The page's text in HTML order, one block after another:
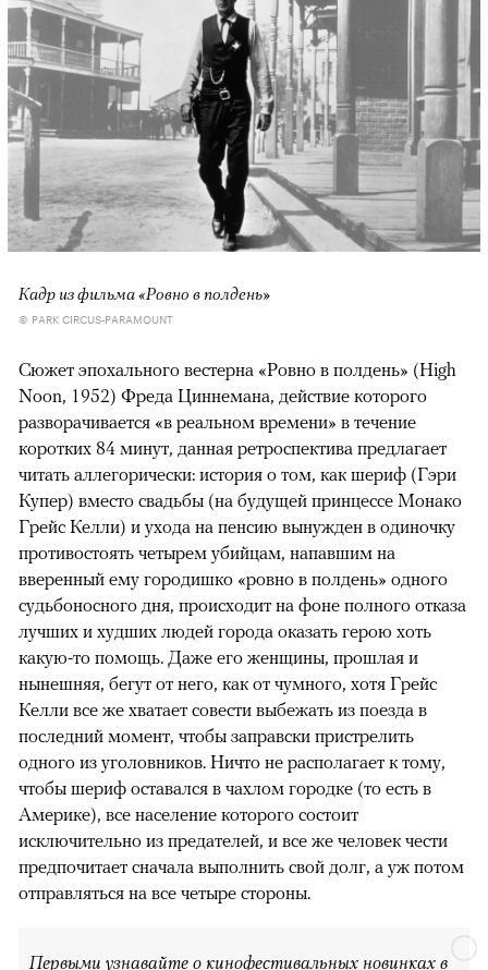
Кадр из фильма «Ровно в полдень»
© PARK CIRCUS-PARAMOUNT
Сюжет эпохального вестерна «Ровно в полдень» (High
Noon, 1952) Фреда Циннемана, действие которого
разворачивается «в реальном времени» в течение
коротких 84 минут, данная ретроспектива предлагает
читать аллегорически: история о том, как шериф (Гэри
Купер) вместо свадьбы (на будущей принцессе Монако
Грейс Келли) и ухода на пенсию вынужден в одиночку
противостоять четырем убийцам, напавшим на
вверенный ему городишко «ровно в полдень» одного
судьбоносного дня, происходит на фоне полного отказа
лучших и худших людей города оказать герою хоть
какую-то помощь. Даже его женщины, прошлая и
нынешняя, бегут от него, как от чумного, хотя Грейс
Келли все же хватает совести выбежать из поезда в
последний момент, чтобы заправски пристрелить
одного из уголовников. Ничто не располагает к тому,
чтобы шериф оставался в чахлом городке (то есть в
Америке), все население которого состоит
исключительно из предателей, и все же человек чести
предпочитает сначала выполнить свой долг, а уж потом
отправляться на все четыре стороны.
Первыми узнавайте о кинофестивальных новинках в